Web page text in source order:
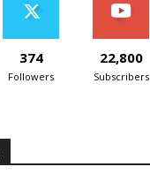
374
Followers
22,800
Subscribers